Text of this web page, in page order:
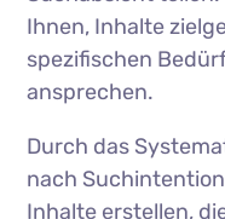
Ihnen, Inhalte
spezifischen
ansprechen.
Durch das
nach
Inhalte erstellen,